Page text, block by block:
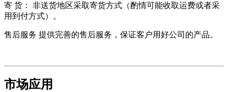
寄 货： 非送货地区采取寄货方式（酌情可能收取运费或者采
用到付方式）。
售后服务 提供完善的售后服务，保证客户用好公司的产品。
市场应用